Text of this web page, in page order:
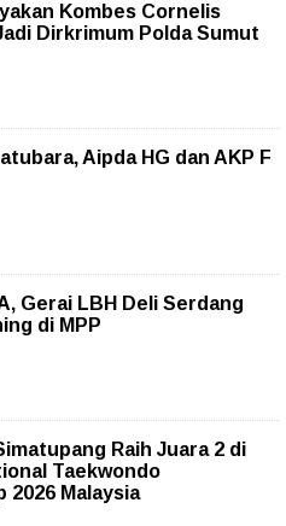
Kombes Cornelis
Dirkrimum Polda Sumut
Aipda HG dan AKP F
Gerai LBH Deli Serdang
di MPP
Raih Juara 2 di
Taekwondo
2026 Malaysia